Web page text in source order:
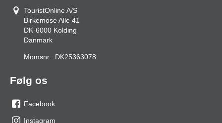
TouristOnline A/S
Birkemose Alle 41
DK-6000 Kolding
Danmark
Momsnr.: DK25363078
Følg os
os
Facebook
Instagram